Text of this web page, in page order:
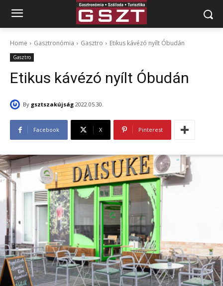
Home Gasztronómia Gasztro Etikus kávézó nyílt Óbudán
Gasztro
Etikus kávézó nyílt Óbudán
By gsztszakújság 2022.05.30.
Facebook X Pinterest